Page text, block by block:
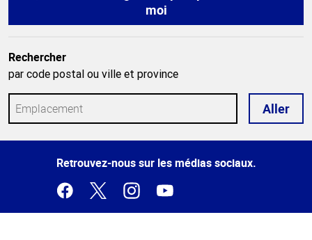
moi
Rechercher
par code postal ou ville et province
Aller
Retrouvez-nous sur les médias sociaux.